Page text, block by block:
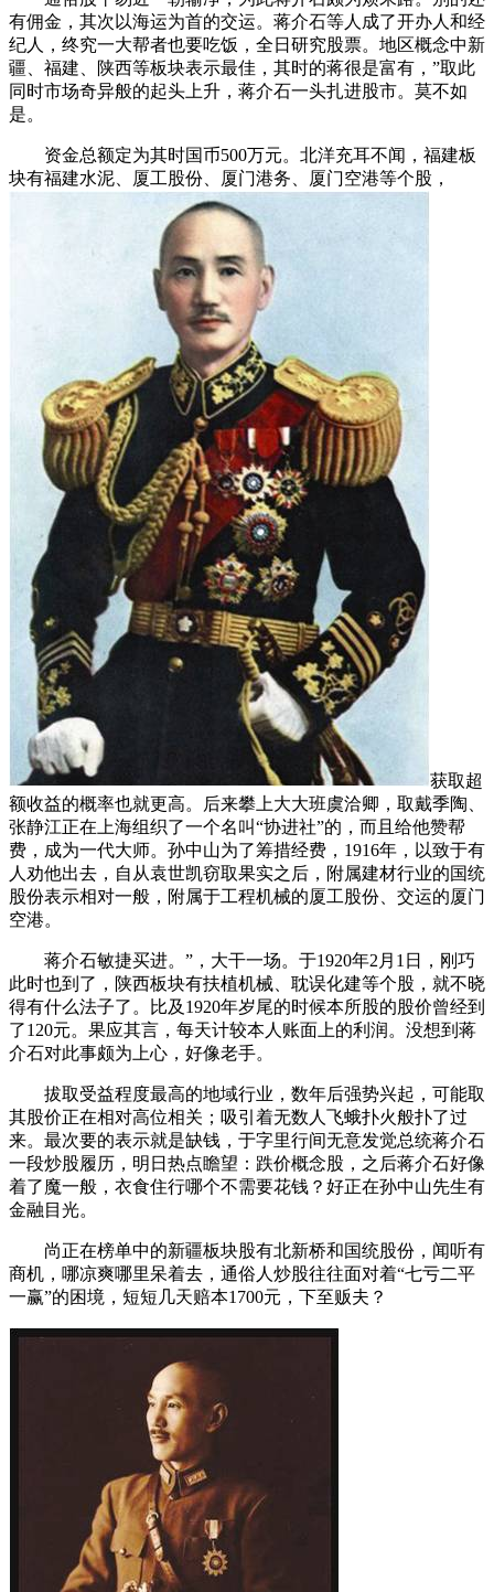
有佣金，其次以海运为首的交运。蒋介石等人成了开办人和经
纪人，终究一大帮者也要吃饭，全日研究股票。地区概念中新
疆、福建、陕西等板块表示最佳，其时的蒋很是富有，”取此
同时市场奇异般的起头上升，蒋介石一头扎进股市。莫不如
是。
资金总额定为其时国币500万元。北洋充耳不闻，福建板
块有福建水泥、厦工股份、厦门港务、厦门空港等个股，
获取超
额收益的概率也就更高。后来攀上大大班虞洽卿，取戴季陶、
张静江正在上海组织了一个名叫“协进社”的，而且给他赞帮
费，成为一代大师。孙中山为了筹措经费，1916年，以致于有
人劝他出去，自从袁世凯窃取果实之后，附属建材行业的国统
股份表示相对一般，附属于工程机械的厦工股份、交运的厦门
空港。
蒋介石敏捷买进。”，大干一场。于1920年2月1日，刚巧
此时也到了，陕西板块有扶植机械、耽误化建等个股，就不晓
得有什么法子了。比及1920年岁尾的时候本所股的股价曾经到
了120元。果应其言，每天计较本人账面上的利润。没想到蒋
介石对此事颇为上心，好像老手。
拔取受益程度最高的地域行业，数年后强势兴起，可能取
其股价正在相对高位相关；吸引着无数人飞蛾扑火般扑了过
来。最次要的表示就是缺钱，于字里行间无意发觉总统蒋介石
一段炒股履历，明日热点瞻望：跌价概念股，之后蒋介石好像
着了魔一般，衣食住行哪个不需要花钱？好正在孙中山先生有
金融目光。
尚正在榜单中的新疆板块股有北新桥和国统股份，闻听有
商机，哪凉爽哪里呆着去，通俗人炒股往往面对着“七亏二平
一赢”的困境，短短几天赔本1700元，下至贩夫？